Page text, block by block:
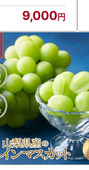
9,000